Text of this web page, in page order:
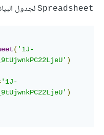
Spreadsheet لجدول
( '1J-
)
'1J-
)